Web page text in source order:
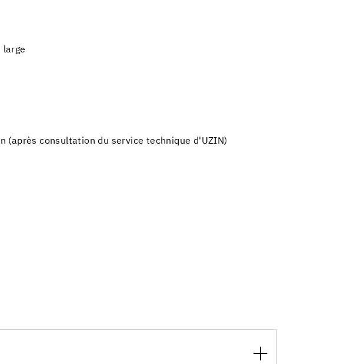
large
(après consultation du service technique d'UZIN)